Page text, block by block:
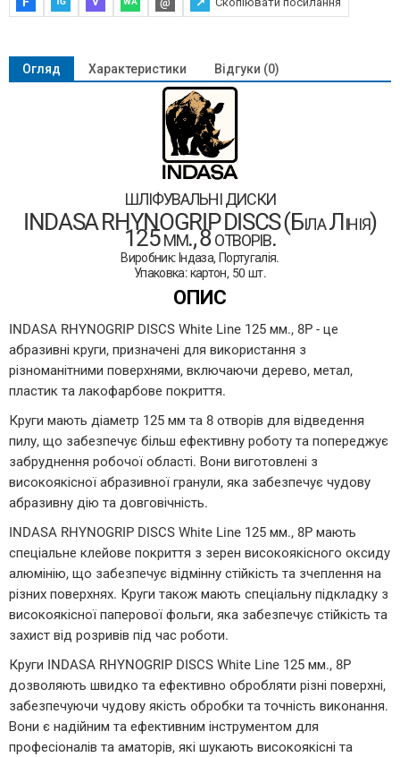
Огляд Характеристики Відгуки (0)
шліфувальні диски
INDASA RHYNOGRIP DISCS (Біла Лінія)
125 мм., 8 отворів.
Виробник: Індаза, Португалія.
Упаковка: картон, 50 шт.
ОПИС
INDASA RHYNOGRIP DISCS White Line 125 мм., 8P - це
абразивні круги, призначені для використання з
різноманітними поверхнями, включаючи дерево, метал,
пластик та лакофарбове покриття.
Круги мають діаметр 125 мм та 8 отворів для відведення
пилу, що забезпечує більш ефективну роботу та попереджує
забруднення робочої області. Вони виготовлені з
високоякісної абразивної гранули, яка забезпечує чудову
абразивну дію та довговічність.
INDASA RHYNOGRIP DISCS White Line 125 мм., 8P мають
спеціальне клейове покриття з зерен високоякісного оксиду
алюмінію, що забезпечує відмінну стійкість та зчеплення на
різних поверхнях. Круги також мають спеціальну підкладку з
високоякісної паперової фольги, яка забезпечує стійкість та
захист від розривів під час роботи.
Круги INDASA RHYNOGRIP DISCS White Line 125 мм., 8P
дозволяють швидко та ефективно обробляти різні поверхні,
забезпечуючи чудову якість обробки та точність виконання.
Вони є надійним та ефективним інструментом для
професіоналів та аматорів, які шукають високоякісні та